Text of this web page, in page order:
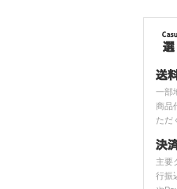
一部
商品
ただ
主要
行振